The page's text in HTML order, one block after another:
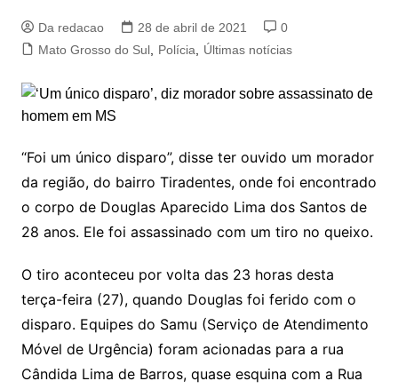
Da redacao 28 de abril de 2021
0
Mato Grosso do Sul, Polícia Últimas notícias
“Foi um único disparo”, disse ter ouvido um morador
da região, do bairro Tiradentes, onde foi encontrado
o corpo de Douglas Aparecido Lima dos Santos de
28 anos. Ele foi assassinado com um tiro no queixo.
O tiro aconteceu por volta das 23 horas desta
terça-feira (27), quando Douglas foi ferido com o
disparo. Equipes do Samu (Serviço de Atendimento
Móvel de Urgência) foram acionadas para a rua
Cândida Lima de Barros, quase esquina com a Rua